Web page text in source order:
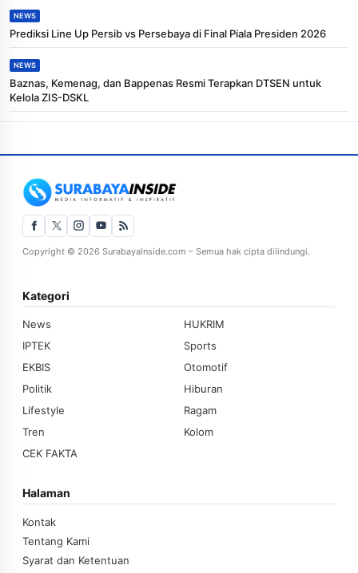
NEWS
Prediksi Line Up Persib vs Persebaya di Final Piala Presiden 2026
NEWS
Baznas, Kemenag, dan Bappenas Resmi Terapkan DTSEN untuk
Kelola ZIS-DSKL
Copyright © 2026 SurabayaInside.com – Semua hak cipta dilindungi.
Kategori
News
HUKRIM
IPTEK
Sports
EKBIS
Otomotif
Politik
Hiburan
Lifestyle
Ragam
Tren
Kolom
CEK FAKTA
Halaman
Kontak
Tentang Kami
Syarat dan Ketentuan